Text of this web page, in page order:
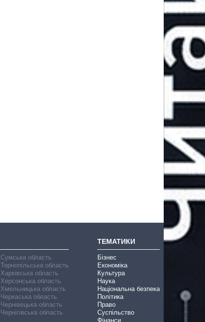
Сумська область
Тернопільська область
Харківська область
Херсонська область
Хмельницька область
Черкаська область
Чернівецька область
Чернігівська область
ТЕМАТИКИ
Бізнес
Економіка
Культура
Наука
Національна безпека
Політика
Право
Суспільство
Фінанси